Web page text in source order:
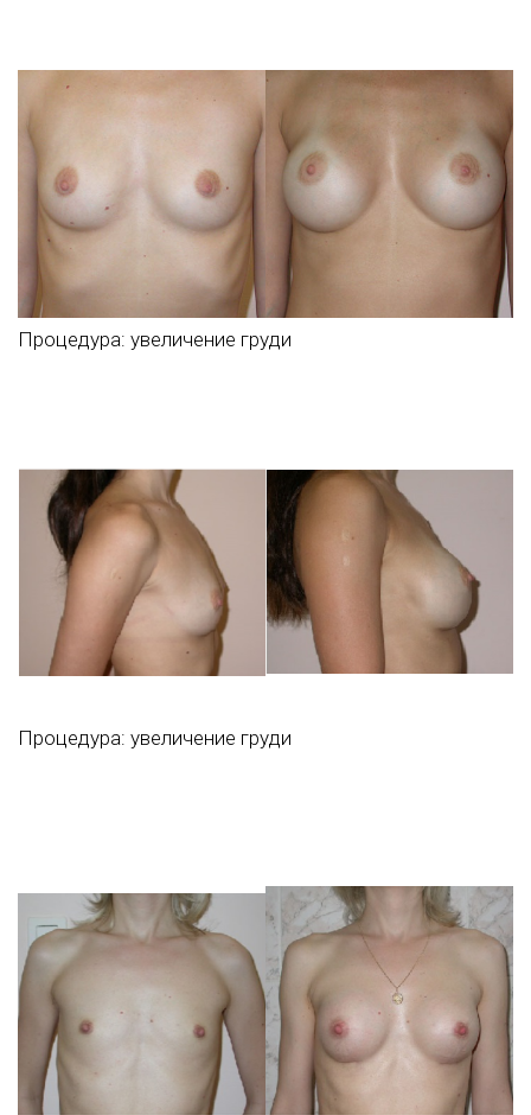
Процедура: увеличение груди
Процедура: увеличение груди